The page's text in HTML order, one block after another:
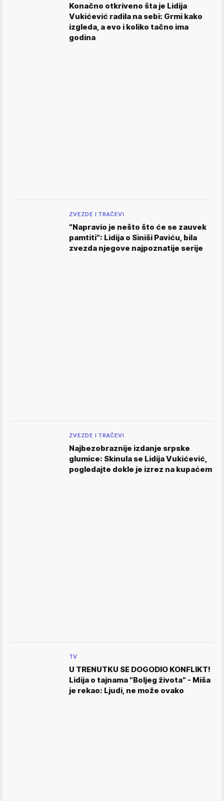
Konačno otkriveno šta je Lidija
Vukićević radila na sebi: Grmi kako
izgleda, a evo i koliko tačno ima
godina
ZVEZDE I TRAČEVI
"Napravio je nešto što će se zauvek
pamtiti": Lidija o Siniši Paviću, bila
zvezda njegove najpoznatije serije
ZVEZDE I TRAČEVI
Najbezobraznije izdanje srpske
glumice: Skinula se Lidija Vukićević,
pogledajte dokle je izrez na kupaćem
TV
U TRENUTKU SE DOGODIO KONFLIKT!
Lidija o tajnama "Boljeg života" - Miša
je rekao: Ljudi, ne može ovako